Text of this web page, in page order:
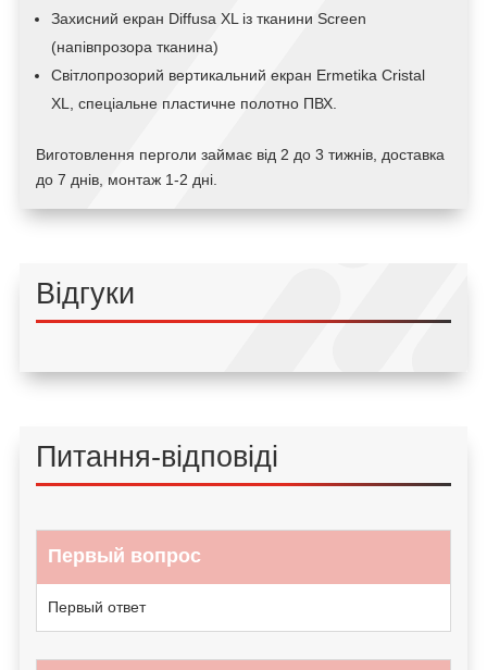
Захисний екран Diffusa XL із тканини Screen
(напівпрозора тканина)
Світлопрозорий вертикальний екран Ermetika Cristal
XL, спеціальне пластичне полотно ПВХ.
Виготовлення перголи займає від 2 до 3 тижнів, доставка
до 7 днів, монтаж 1-2 дні.
Відгуки
Питання-відповіді
Первый вопрос
Первый ответ